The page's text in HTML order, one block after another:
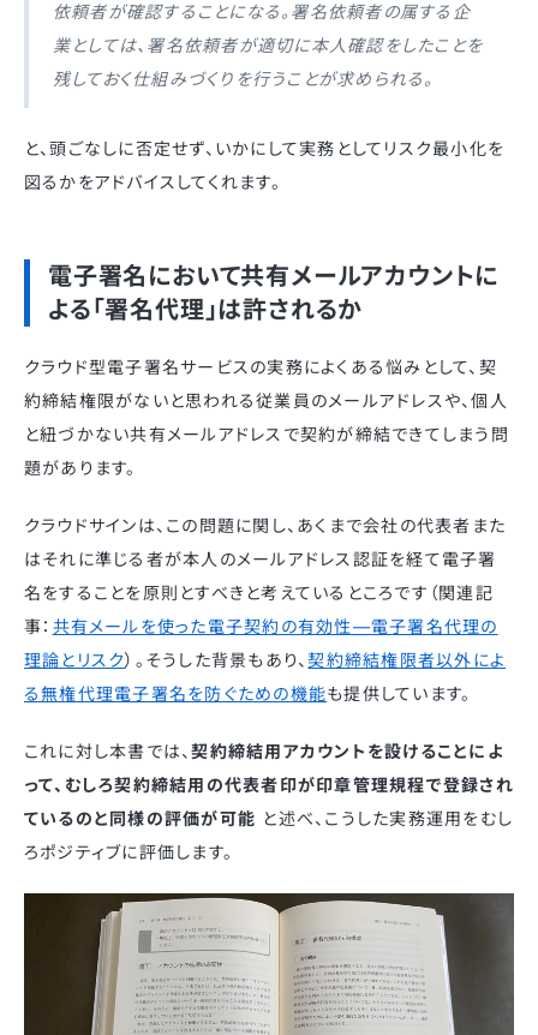
依頼者が確認することになる。署名依頼者の属する企
業としては、署名依頼者が適切に本人確認をしたことを
残しておく仕組みづくりを行うことが求められる。
と、頭ごなしに否定せず、いかにして実務としてリスク最小化を
図るかをアドバイスしてくれます。
電子署名において共有メールアカウントに
よる「署名代理」は許されるか
クラウド型電子署名サービスの実務によくある悩みとして、契
約締結権限がないと思われる従業員のメールアドレスや、個人
と紐づかない共有メールアドレスで契約が締結できてしまう問
題があります。
クラウドサインは、この問題に関し、あくまで会社の代表者また
はそれに準じる者が本人のメールアドレス認証を経て電子署
名をすることを原則とすべきと考えているところです（関連記
事： 共有メールを使った電子契約の有効性—電子署名代理の
理論とリスク）。そうした背景もあり、契約締結権限者以外によ
る無権代理電子署名を防ぐための機能も提供しています。
これに対し本書では、契約締結用アカウントを設けることによ
って、むしろ契約締結用の代表者印が印章管理規程で登録され
ているのと同様の評価が可能 と述べ、こうした実務運用をむし
ろポジティブに評価します。